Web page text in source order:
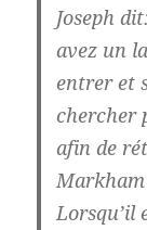
Joseph
avez un
entrer et
chercher
afin de
Lorsqu’il